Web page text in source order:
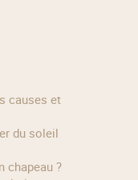
chapeau ?